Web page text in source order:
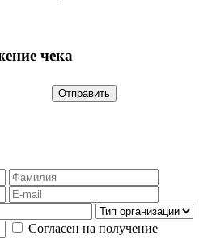
чека
Отправить
Согласен на получение